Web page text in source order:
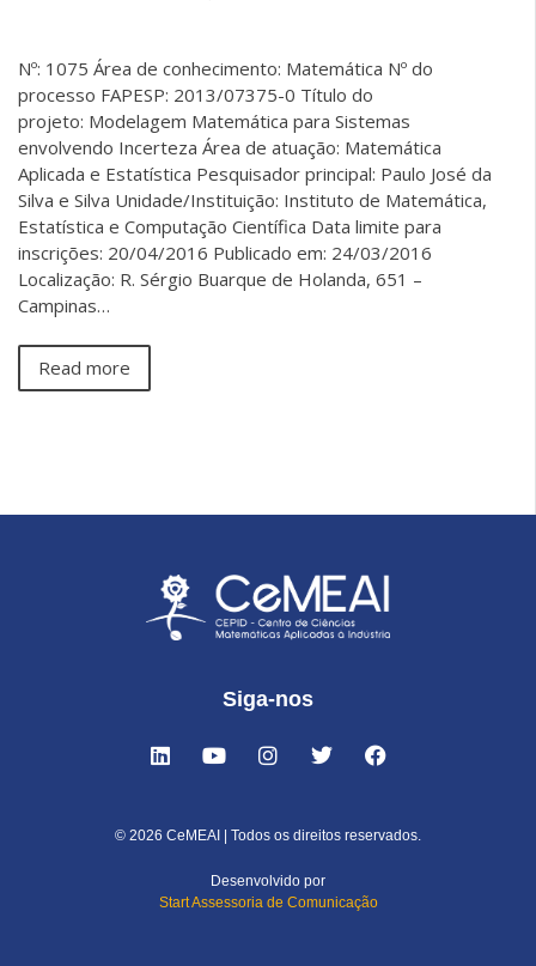
Nº: 1075 Área de conhecimento: Matemática Nº do
processo FAPESP: 2013/07375-0 Título do
projeto: Modelagem Matemática para Sistemas
envolvendo Incerteza Área de atuação: Matemática
Aplicada e Estatística Pesquisador principal: Paulo José da
Silva e Silva Unidade/Instituição: Instituto de Matemática,
Estatística e Computação Científica Data limite para
inscrições: 20/04/2016 Publicado em: 24/03/2016
Localização: R. Sérgio Buarque de Holanda, 651 –
Campinas…
Read more
Siga-nos
© 2026 CeMEAI | Todos os direitos reservados.
Desenvolvido por
Start Assessoria de Comunicação